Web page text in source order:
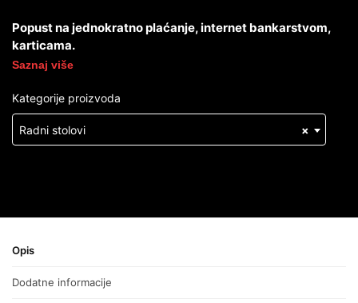
Popust na jednokratno plaćanje, internet bankarstvom,
karticama.
Saznaj više
Kategorije proizvoda
×
Radni stolovi
Opis
Dodatne informacije